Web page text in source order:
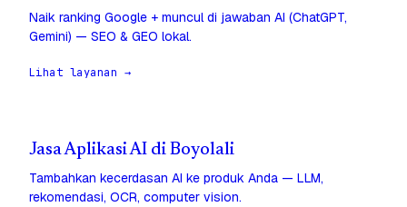
Naik ranking Google + muncul di jawaban AI (ChatGPT,
Gemini) — SEO & GEO lokal.
Lihat layanan →
Jasa Aplikasi AI di Boyolali
Tambahkan kecerdasan AI ke produk Anda — LLM,
rekomendasi, OCR, computer vision.